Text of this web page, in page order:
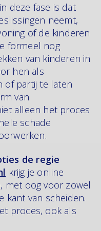
deze fase is dat
neemt,
of de kinderen
formeel nog
van kinderen in
hen als
of partij te laten
van
alleen het proces
schade
de regie
krijg je online
met oog voor zowel
kant van scheiden.
proces, ook als